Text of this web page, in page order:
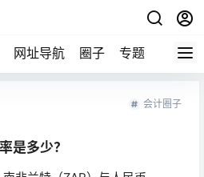
网址导航 圈子 专题 会计问
会计圈子
是多少？